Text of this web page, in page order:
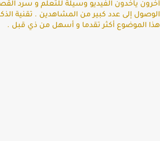
أخرون يأخدون الفيديو وسيلة للتعلم و سرد
الوصول إلى عدد كبير من المشاهدين . تقنية
هذا الموضوع أكثر تقدما و أسهل من ذي قبل .